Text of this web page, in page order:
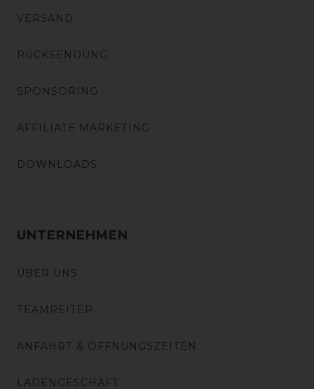
VERSAND
RÜCKSENDUNG
SPONSORING
AFFILIATE MARKETING
DOWNLOADS
UNTERNEHMEN
ÜBER UNS
TEAMREITER
ANFAHRT & ÖFFNUNGSZEITEN
LADENGESCHÄFT